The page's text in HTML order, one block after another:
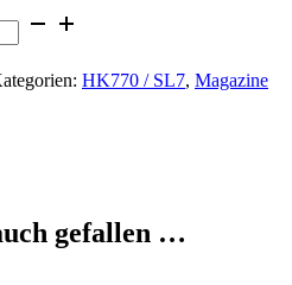
HK770 / SL7, Magazine
gefallen …